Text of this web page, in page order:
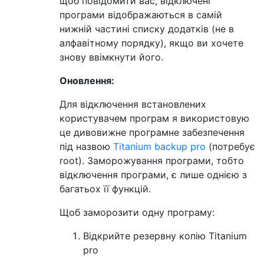
програми відображаються в самій
нижній частині списку додатків (не в
алфавітному порядку), якщо ви хочете
знову ввімкнути його.
Оновлення:
Для відключення встановлених
користувачем програм я використовую
це дивовижне програмне забезпечення
під назвою Titanium backup pro (потребує
root). Заморожування програми, тобто
відключення програми, є лише однією з
багатьох її функцій.
Щоб заморозити одну програму:
Відкрийте резервну копію Titanium
pro